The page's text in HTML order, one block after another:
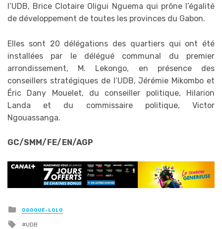
l’UDB, Brice Clotaire Oligui Nguema qui prône l’égalité
de développement de toutes les provinces du Gabon.
Elles sont 20 délégations des quartiers qui ont été
installées par le délégué communal du premier
arrondissement, M. Lekongo, en présence des
conseillers stratégiques de l’UDB, Jérémie Mikombo et
Éric Dany Mouelet, du conseiller politique, Hilarion
Landa et du commissaire politique, Victor
Ngouassanga.
GC/SMM/FE/EN/AGP
Posted
in
OGOOUÉ-LOLO
Tagged
UDB